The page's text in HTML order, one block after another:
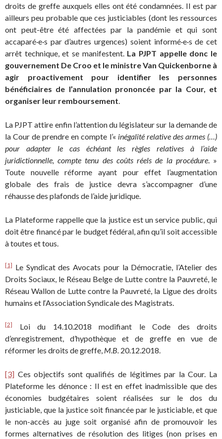
droits de greffe auxquels elles ont été condamnées. Il est par
ailleurs peu probable que ces justiciables (dont les ressources
ont peut-être été affectées par la pandémie et qui sont
accaparé·e·s par d’autres urgences) soient informé·e·s de cet
arrêt technique, et se manifestent. La PJPT appelle donc le
gouvernement De Croo et le ministre Van Quickenborne à
agir proactivement pour identifier les personnes
bénéficiaires de l’annulation prononcée par la Cour, et
organiser leur remboursement.
La PJPT attire enfin l’attention du législateur sur la demande de
la Cour de prendre en compte l’« inégalité relative des armes (…)
pour adapter le cas échéant les règles relatives à l’aide
juridictionnelle, compte tenu des coûts réels de la procédure. »
Toute nouvelle réforme ayant pour effet l’augmentation
globale des frais de justice devra s’accompagner d’une
réhausse des plafonds de l’aide juridique.
La Plateforme rappelle que la justice est un service public, qui
doit être financé par le budget fédéral, afin qu’il soit accessible
à toutes et tous.
[1] Le Syndicat des Avocats pour la Démocratie, l’Atelier des
Droits Sociaux, le Réseau Belge de Lutte contre la Pauvreté, le
Réseau Wallon de Lutte contre la Pauvreté, la Ligue des droits
humains et l‘Association Syndicale des Magistrats.
[2]
Loi du 14.10.2018 modifiant le Code des droits
d’enregistrement, d’hypothèque et de greffe en vue de
réformer les droits de greffe, M.B. 20.12.2018.
[3] Ces objectifs sont qualifiés de légitimes par la Cour. La
Plateforme les dénonce : Il est en effet inadmissible que des
économies budgétaires soient réalisées sur le dos du
justiciable, que la justice soit financée par le justiciable, et que
le non-accès au juge soit organisé afin de promouvoir les
formes alternatives de résolution des litiges (non prises en